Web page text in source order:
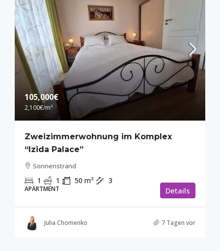
105,000€
2,100€/m²
Zweizimmerwohnung im Komplex
“Izida Palace”
Sonnenstrand
1 1 50 m² 3
APARTMENT Details
Julia Chomenko 7 Tagen vor